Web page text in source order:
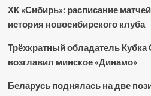
ХК «Сибирь»: расписание
история новосибирского клуба
Трёхкратный обладатель
возглавил минское «Динамо»
Беларусь поднялась на две